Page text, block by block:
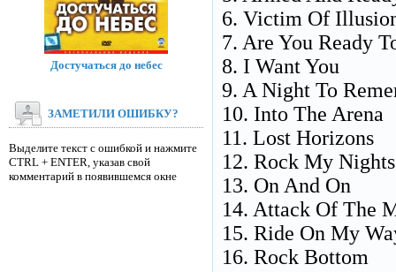
6. Victim Of
7. Are You Ready
8. I Want You
9. A Night To
10. Into The Arena
11. Lost Horizons
12. Rock My
13. On And On
14. Attack Of The
15. Ride On My
16. Rock Bottom
Достучаться до небес
ЗАМЕТИЛИ ОШИБКУ?
Выделите текст с ошибкой и нажмите
CTRL + ENTER, указав свой
комментарий в появившемся окне